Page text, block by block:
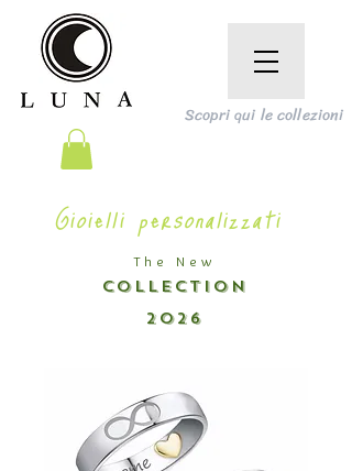
The New
COLLECTION
2026
Scopri qui le collezioni
Gioielli personalizzati